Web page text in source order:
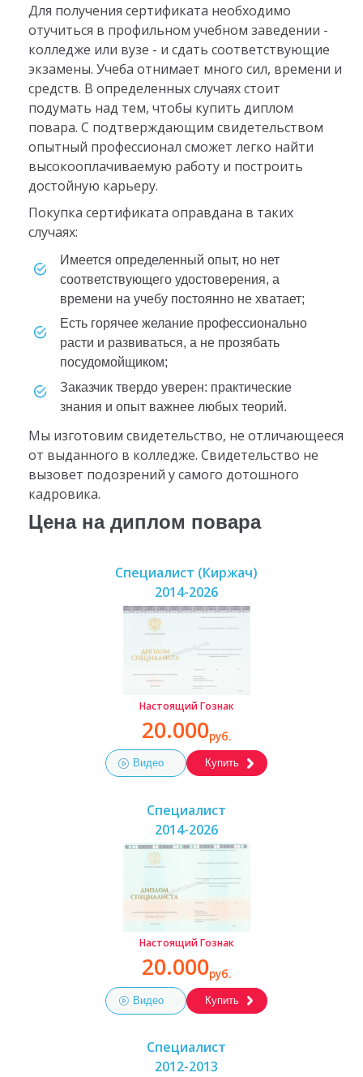
Для получения сертификата необходимо
отучиться в профильном учебном заведении -
колледже или вузе - и сдать соответствующие
экзамены. Учеба отнимает много сил, времени и
средств. В определенных случаях стоит
подумать над тем, чтобы купить диплом
повара. С подтверждающим свидетельством
опытный профессионал сможет легко найти
высокооплачиваемую работу и построить
достойную карьеру.
Покупка сертификата оправдана в таких
случаях:
Имеется определенный опыт, но нет
соответствующего удостоверения, а
времени на учебу постоянно не хватает;
Есть горячее желание профессионально
расти и развиваться, а не прозябать
посудомойщиком;
Заказчик твердо уверен: практические
знания и опыт важнее любых теорий.
Мы изготовим свидетельство, не отличающееся
от выданного в колледже. Свидетельство не
вызовет подозрений у самого дотошного
кадровика.
Цена на диплом повара
Специалист (Киржач)
2014-2026
Настоящий Гознак
20.000руб.
Видео Купить
Специалист
2014-2026
Настоящий Гознак
20.000руб.
Видео Купить
Специалист
2012-2013